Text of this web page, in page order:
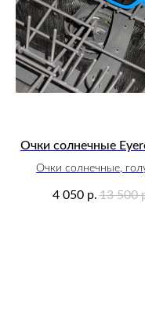
Очки солнечные
Очки солнечные,
4 050 р. 13 500